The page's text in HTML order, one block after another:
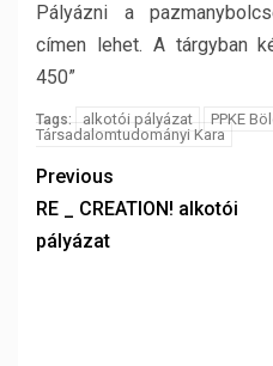
Pályázni a
címen lehet. A tárgyban
450”
Tags: alkotói pályázat
PPKE
Társadalomtudományi Kara
Previous
RE _ CREATION! alkotói
pályázat